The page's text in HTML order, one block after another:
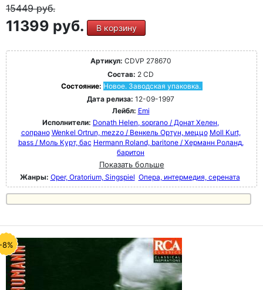
15449руб.
11399 руб. В корзину
Артикул: CDVP 278670
Состав: 2 CD
Состояние: Новое. Заводская упаковка.
Дата релиза: 12-09-1997
Лейбл: Emi
Исполнители: Donath Helen, soprano / Донат Хелен,
сопрано Wenkel Ortrun, mezzo / Венкель Ортун, меццо Moll Kurt,
bass / Моль Курт, бас Hermann Roland, baritone / Херманн Роланд,
баритон
Показать больше
Жанры: Oper, Oratorium, Singspiel Опера, интермедия, серената
8%